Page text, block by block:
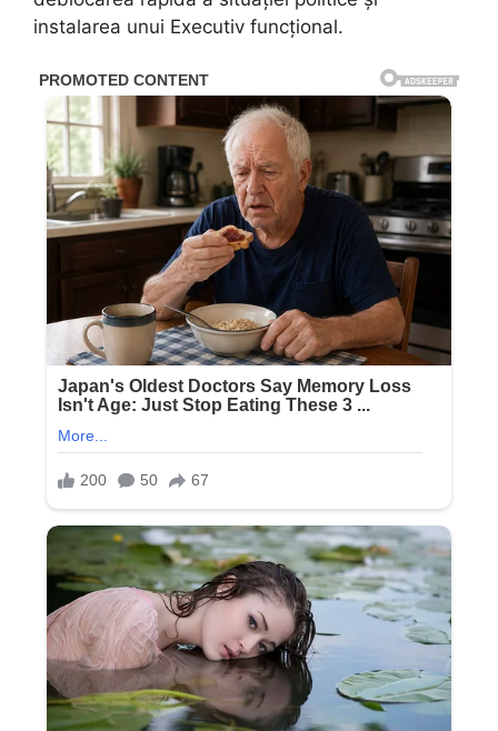
instalarea unui Executiv funcțional.